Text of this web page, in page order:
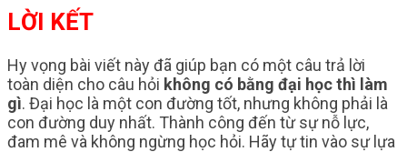
LỜI KẾT
Hy vọng bài viết này đã giúp bạn có một câu trả lời
toàn diện cho câu hỏi không có bằng đại học thì làm
gì. Đại học là một con đường tốt, nhưng không phải là
con đường duy nhất. Thành công đến từ sự nỗ lực,
đam mê và không ngừng học hỏi. Hãy tự tin vào sự lựa